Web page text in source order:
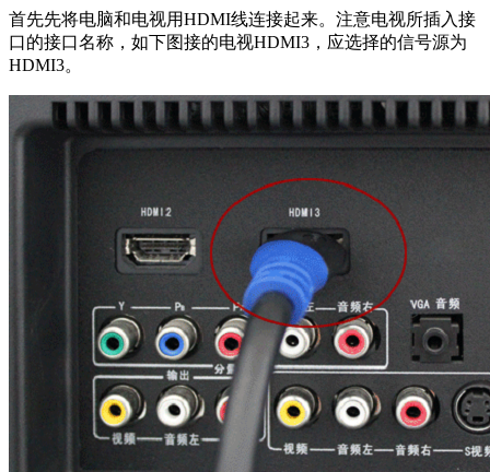
首先先将电脑和电视用HDMI线连接起来。注意电视所插入接
口的接口名称，如下图接的电视HDMI3，应选择的信号源为
HDMI3。